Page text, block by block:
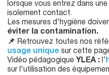
lorsque vous entrez dans
isolement contact.
Les mesures d'hygiène
éviter la contamination.
📌 Retrouvez toutes nos
usage unique sur cette
Vidéo pédagogique YLEA : l'
sur l'utilisation des